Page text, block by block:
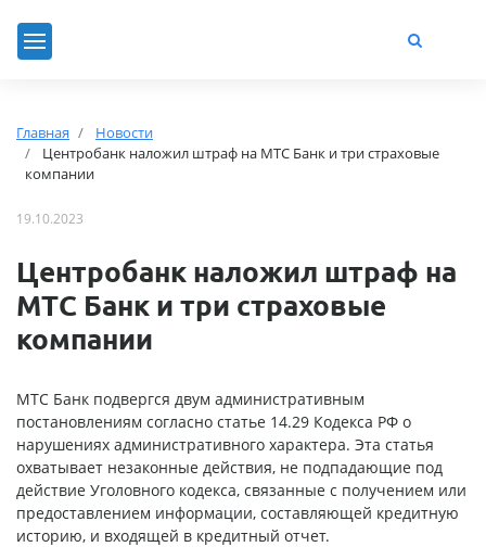
Главная
Новости
Центробанк наложил штраф на МТС Банк и три страховые
компании
19.10.2023
Центробанк наложил штраф на
МТС Банк и три страховые
компании
МТС Банк подвергся двум административным
постановлениям согласно статье 14.29 Кодекса РФ о
нарушениях административного характера. Эта статья
охватывает незаконные действия, не подпадающие под
действие Уголовного кодекса, связанные с получением или
предоставлением информации, составляющей кредитную
историю, и входящей в кредитный отчет.